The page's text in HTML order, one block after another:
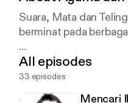
Suara, Mata dan
berminat pada
Selamat mendengarkan!
_MuchRidho_
All episodes
33 episodes
Mencari